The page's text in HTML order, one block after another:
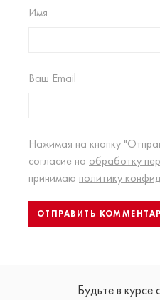
Имя
Ваш Email
Нажимая на кнопку
согласие на обработку
принимаю политику
Будьте в курсе